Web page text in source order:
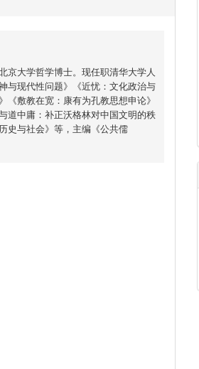
京大学哲学博士。现任职清华大学人
与现代性问题》《近忧：文化政治与
敷教在宽：康有为孔教思想申论》
中庸：补正沃格林对中国文明的秩
史与社会》等，主编《公共儒